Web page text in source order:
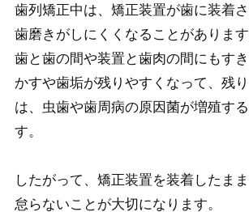
歯列矯正中は、矯正装置が歯に装着さ
歯磨きがしにくくなることがあります
歯と歯の間や装置と歯肉の間にもす
かすや歯垢が残りやすくなって、残
は、虫歯や歯周病の原因菌が増殖す
す。
したがって、矯正装置を装着したま
怠らないことが大切になります。